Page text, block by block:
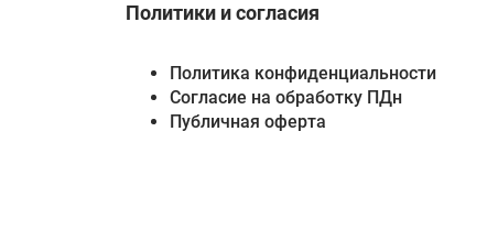
Политики и согласия
Политика конфиденциальности
Согласие на обработку ПДн
Публичная оферта